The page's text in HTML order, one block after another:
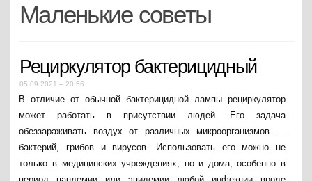
Маленькие советы
Рециркулятор бактерицидный
05.09.2021 – 20:56
В отличие от обычной бактерицидной лампы рециркулятор
может работать в присутствии людей. Его задача
обеззараживать воздух от различных микроорганизмов —
бактерий, грибов и вирусов. Использовать его можно не
только в медицинских учреждениях, но и дома, особенно в